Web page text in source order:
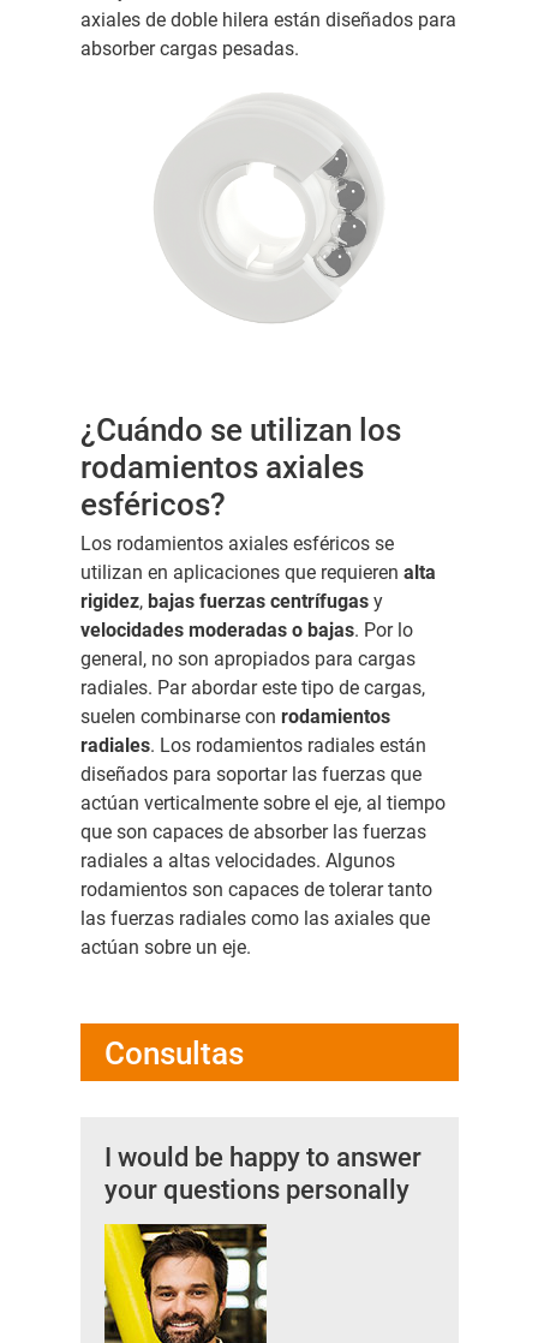
axiales de doble hilera están diseñados para
absorber cargas pesadas.
¿Cuándo se utilizan los
rodamientos axiales
esféricos?
Los rodamientos axiales esféricos se
utilizan en aplicaciones que requieren alta
rigidez, bajas fuerzas centrífugasy
velocidades moderadas o bajas. Por lo
general, no son apropiados para cargas
radiales. Par abordar este tipo de cargas,
suelen combinarse con rodamientos
radiales. Los rodamientos radiales están
diseñados para soportar las fuerzas que
actúan verticalmente sobre el eje, al tiempo
que son capaces de absorber las fuerzas
radiales a altas velocidades. Algunos
rodamientos son capaces de tolerar tanto
las fuerzas radiales como las axiales que
actúan sobre un eje.
Consultas
I would be happy to answer
your questions personally